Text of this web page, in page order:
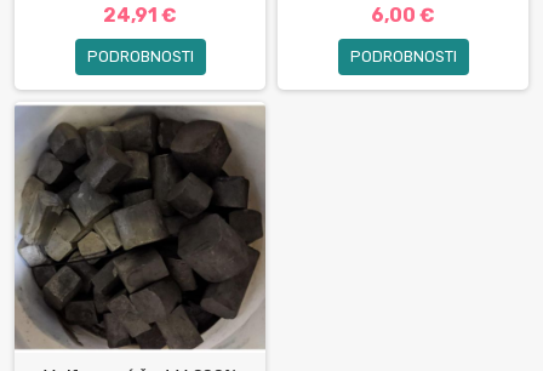
24,91 €
PODROBNOSTI
6,00 €
PODROBNOSTI